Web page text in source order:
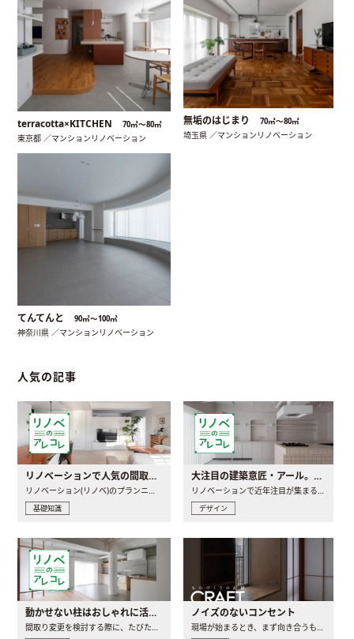
terracotta×KITCHEN 70㎡〜80㎡
東京都 ／マンションリノベーション
無垢のはじまり 70㎡〜80㎡
埼玉県 ／マンションリノベーション
てんてんと 90㎡〜100㎡
神奈川県 ／マンションリノベーション
人気の記事
リノベーションで人気の間取りとは？トレンドの間取りと実例を徹底解説
リノベーション(リノベ)のプランニングで一番最初に決めるのは..
基礎知識
大注目の建築意匠・アール。人気の理由と空間に取り入れるポイント
リノベーションで近年注目が集まる建築意匠の一つであるアール..
デザイン
動かせない柱はおしゃれに活用！柱を魅せるリノベーション(リノベ)4選
間取り変更を検討する際に、たびたび皆さんの頭を悩ませる動か..
ノイズのないコンセント
現場が始まるとき、まず向き合うものの一つがコンセントです..